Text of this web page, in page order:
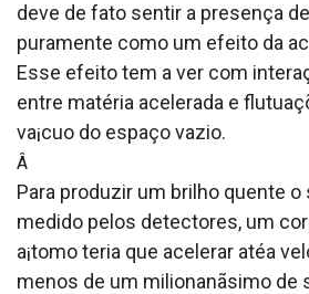
deve de fato sentir a presença
puramente como um efeito da
Esse efeito tem a ver com
entre matéria acelerada e
va¡cuo do espaço vazio.
Â
Para produzir um brilho quente
medido pelos detectores, um
a¡tomo teria que acelerar atéa
menos de um milionanãsimo de